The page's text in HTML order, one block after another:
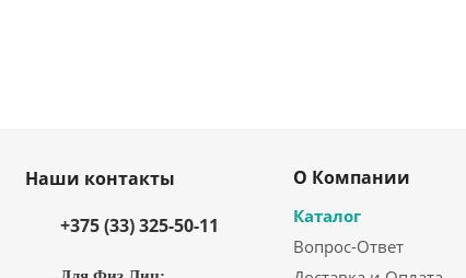
Наши контакты
+375 (33) 325-50-11
О Компании
Каталог
Вопрос-Ответ